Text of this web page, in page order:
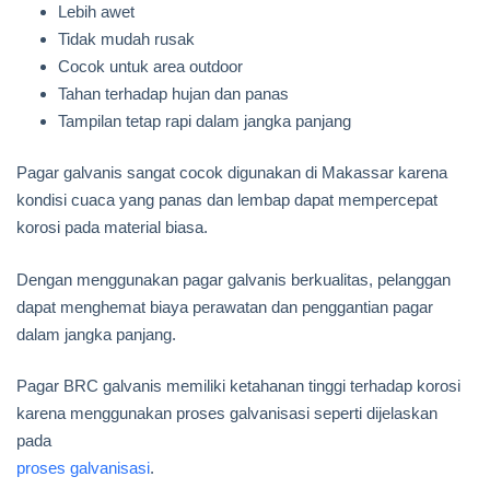
Lebih awet
Tidak mudah rusak
Cocok untuk area outdoor
Tahan terhadap hujan dan panas
Tampilan tetap rapi dalam jangka panjang
Pagar galvanis sangat cocok digunakan di Makassar karena
kondisi cuaca yang panas dan lembap dapat mempercepat
korosi pada material biasa.
Dengan menggunakan pagar galvanis berkualitas, pelanggan
dapat menghemat biaya perawatan dan penggantian pagar
dalam jangka panjang.
Pagar BRC galvanis memiliki ketahanan tinggi terhadap korosi
karena menggunakan proses galvanisasi seperti dijelaskan
pada
proses galvanisasi.